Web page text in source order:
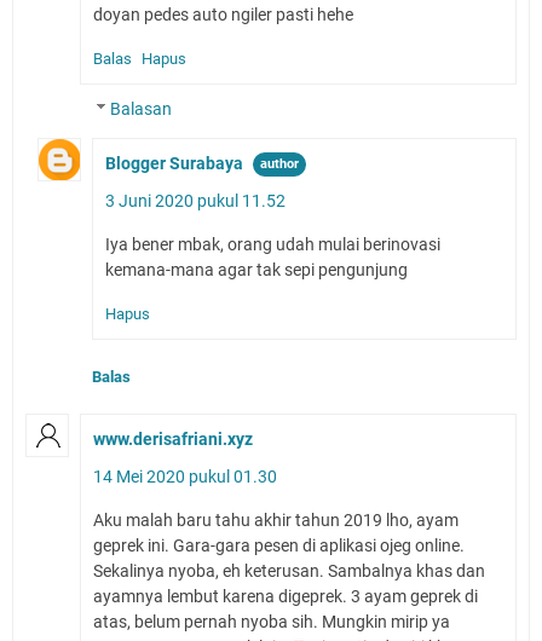
doyan pedes auto ngiler pasti hehe
Balas Hapus
Balasan
Blogger Surabaya
3 Juni 2020 pukul 11.52
Iya bener mbak, orang udah mulai berinovasi
kemana-mana agar tak sepi pengunjung
Hapus
Balas
www.derisafriani.xyz
14 Mei 2020 pukul 01.30
Aku malah baru tahu akhir tahun 2019 lho, ayam
geprek ini. Gara-gara pesen di aplikasi ojeg online.
Sekalinya nyoba, eh keterusan. Sambalnya khas dan
ayamnya lembut karena digeprek. 3 ayam geprek di
atas, belum pernah nyoba sih. Mungkin mirip ya